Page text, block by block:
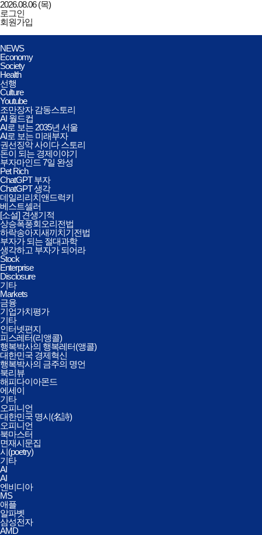
2026.08.06 (목)
로그인
회원가입
데일리리치앤드럭키
전체메뉴
열기/
닫기
NEWS
Economy
Society
Health
선행
Culture
Youtube
조만장자 감동스토리
AI 월드컵
AI로 보는 2035년 서울
AI로 보는 미래부자
권선징악 사이다 스토리
돈이 되는 경제이야기
부자마인드 7일 완성
Pet Rich
ChatGPT 부자
ChatGPT 생각
데일리리치앤드럭키
베스트셀러
[소설] 견생기적
상승폭풍회오리전법
하락송아지새끼치기전법
부자가 되는 절대과학
생각하고 부자가 되어라
Stock
Enterprise
Disclosure
기타
Markets
금융
기업가치평가
기타
인터넷편지
피스레터(리앵콜)
행복박사의 행복레터(앵콜)
대한민국 경제혁신
행복박사의 금주의 명언
북리뷰
해피다이아몬드
에세이
기타
오피니언
대한민국 명시(名詩)
오피니언
북마스터
면재시문집
시(poetry)
기타
AI
AI
엔비디아
MS
애플
알파벳
삼성전자
AMD